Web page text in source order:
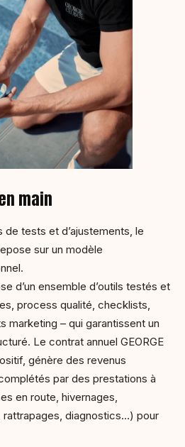
main
de tests et d’ajustements, le
sur un modèle
d’un ensemble d’outils testés et
process qualité, checklists,
marketing – qui garantissent un
Le contrat annuel GEORGE
génère des revenus
par des prestations à
en route, hivernages,
diagnostics…) pour